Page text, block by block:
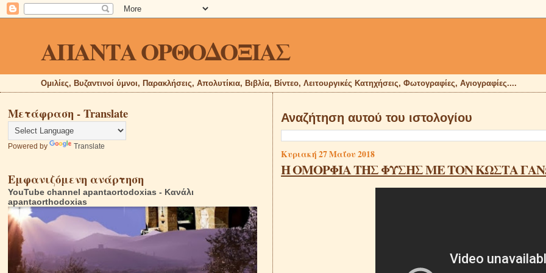
ΑΠΑΝΤΑ ΟΡΘΟΔΟΞΙΑΣ
Ομιλίες, Βυζαντινοί ύμνοι, Παρακλήσεις, Απολυτίκια, Βιβλία, Βίντεο, Λειτουργικές Κατηχήσεις, Φωτογραφίες, Αγιογραφίες....
Αναζήτηση αυτού του ιστολογίου
Κυριακή 27 Μαΐου 2018
Η ΟΜΟΡΦΙΑ ΤΗΣ ΦΥΣΗΣ ΜΕ ΤΟΝ ΚΩΣΤΑ
Μετάφραση - Translate
Powered by Translate
Εμφανιζόμενη ανάρτηση
YouTube channel apantaortodoxias - Κανάλι
apantaorthodoxias